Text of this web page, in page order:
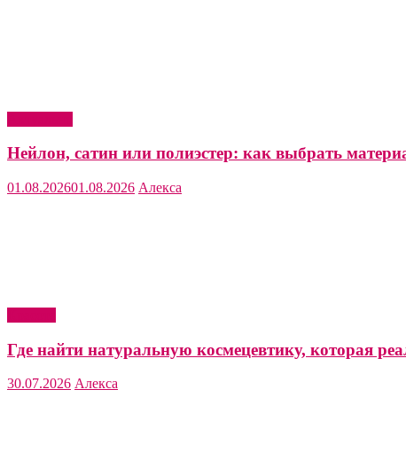
Нейлон, сатин или полиэстер: как выбрать
01.08.202601.08.2026 Алекса
Где найти натуральную космецевтику, которая
30.07.2026 Алекса